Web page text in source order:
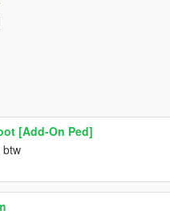
[Add-On Ped]
btw